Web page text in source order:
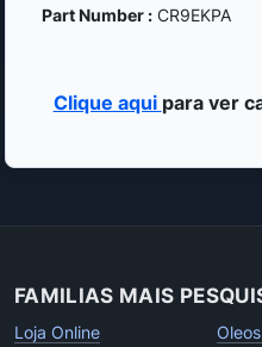
Part Number :CR9EKPA
Clique aqui para ver
FAMILIAS MAIS
Loja Online